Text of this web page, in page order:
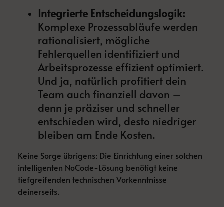
Integrierte Entscheidungslogik:
Komplexe Prozessabläufe werden
rationalisiert, mögliche
Fehlerquellen identifiziert und
Arbeitsprozesse effizient optimiert.
Und ja, natürlich profitiert dein
Team auch finanziell davon –
denn je präziser und schneller
entschieden wird, desto niedriger
bleiben am Ende Kosten.
Keine Sorge übrigens: Die Einrichtung einer solchen
intelligenten NoCode-Lösung benötigt keine
tiefgreifenden technischen Vorkenntnisse
deinerseits.